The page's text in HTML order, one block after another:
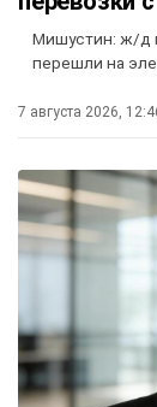
Мишустин: ж/д
перешли на
7 августа 2026,